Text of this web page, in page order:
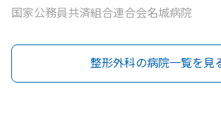
国家公務員共済組合連合会名城病院
整形外科の病院一覧を見